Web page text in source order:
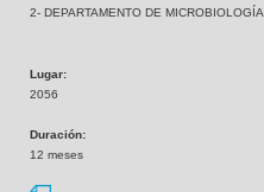
2- DEPARTAMENTO DE MICROBIOLOGÍA
Lugar:
2056
Duración:
12 meses